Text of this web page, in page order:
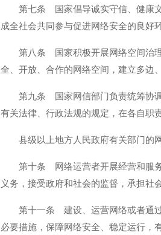
第七条 国家倡导诚实守信、健康
成全社会共同参与促进网络安全的良好环
第八条 国家积极开展网络空间治
全、开放、合作的网络空间，建立多边
第九条 国家网信部门负责统筹协
有关法律、行政法规的规定，在各自职
县级以上地方人民政府有关部门的
第十条 网络运营者开展经营和服
义务，接受政府和社会的监督，承担社会
第十一条 建设、运营网络或者通
必要措施，保障网络安全、稳定运行，